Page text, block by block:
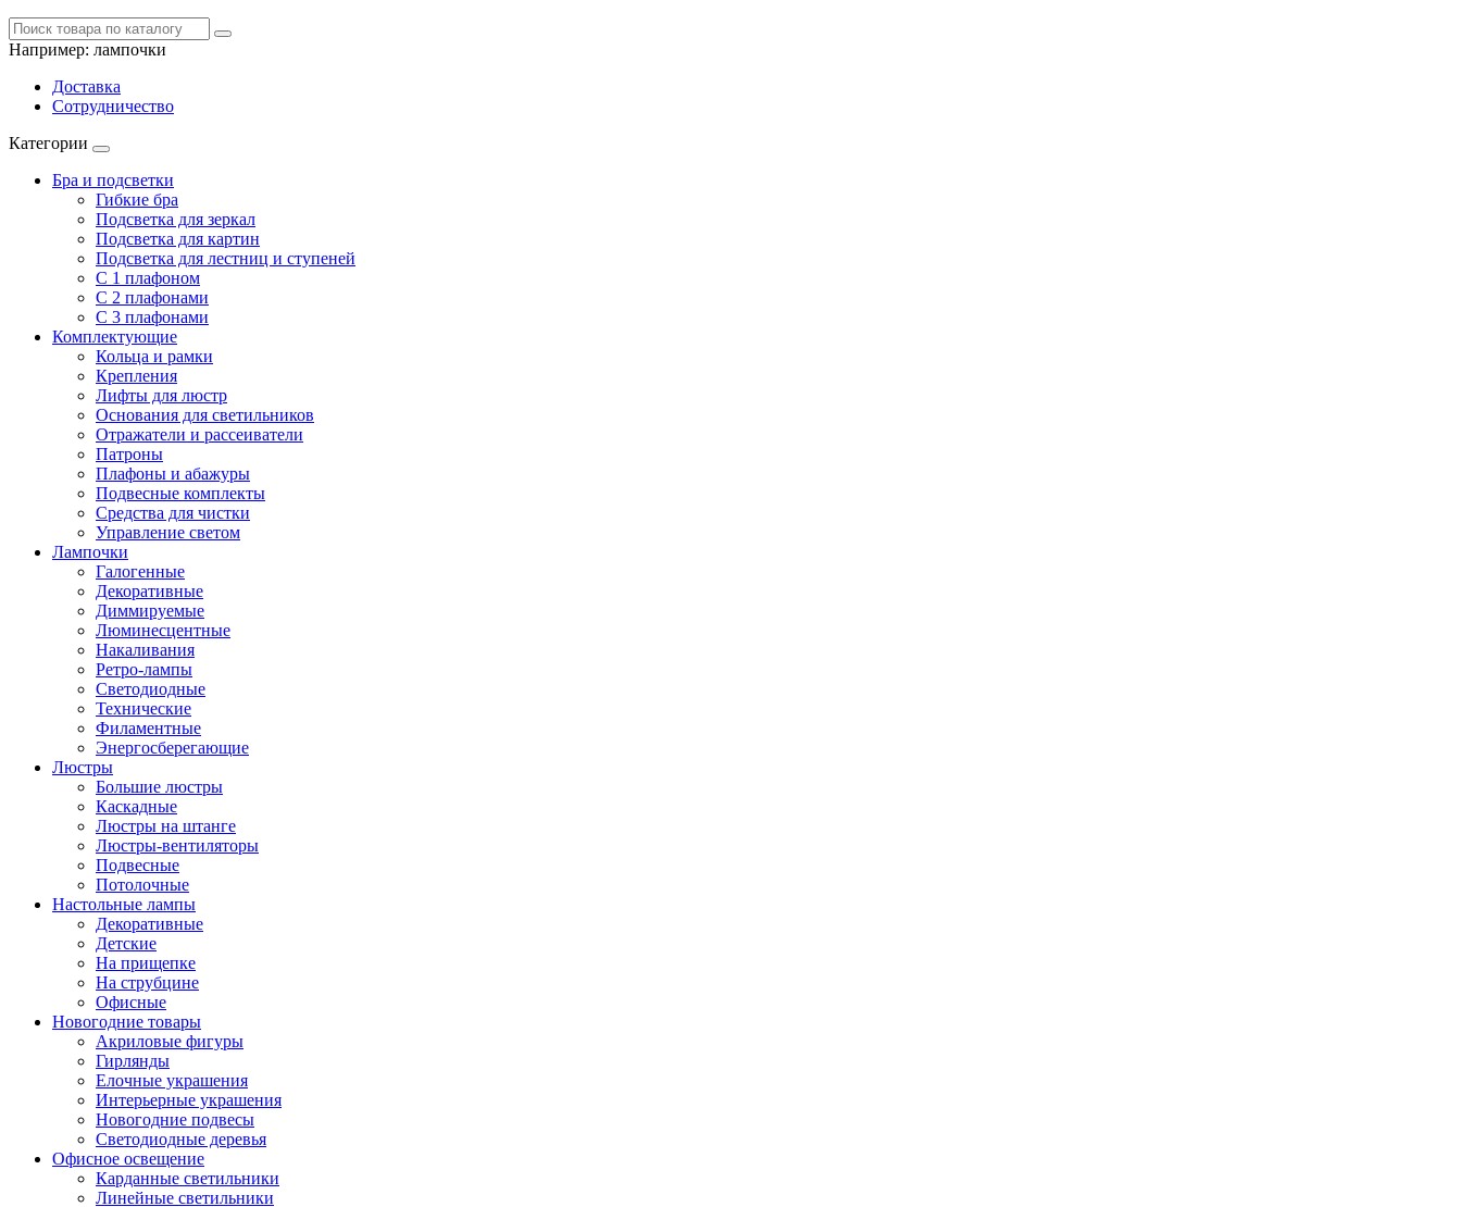
Например: лампочки
Доставка
Сотрудничество
Категории
Бра и подсветки
Гибкие бра
Подсветка для зеркал
Подсветка для картин
Подсветка для лестниц и ступеней
С 1 плафоном
С 2 плафонами
С 3 плафонами
Комплектующие
Кольца и рамки
Крепления
Лифты для люстр
Основания для светильников
Отражатели и рассеиватели
Патроны
Плафоны и абажуры
Подвесные комплекты
Средства для чистки
Управление светом
Лампочки
Галогенные
Декоративные
Диммируемые
Люминесцентные
Накаливания
Ретро-лампы
Светодиодные
Технические
Филаментные
Энергосберегающие
Люстры
Большие люстры
Каскадные
Люстры на штанге
Люстры-вентиляторы
Подвесные
Потолочные
Настольные лампы
Декоративные
Детские
На прищепке
На струбцине
Офисные
Новогодние товары
Акриловые фигуры
Гирлянды
Елочные украшения
Интерьерные украшения
Новогодние подвесы
Светодиодные деревья
Офисное освещение
Карданные светильники
Линейные светильники